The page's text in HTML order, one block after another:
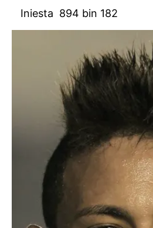
Iniesta 894 bin 182